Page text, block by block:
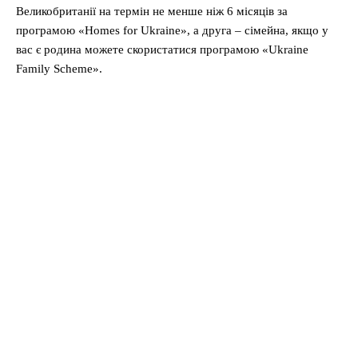
Великобританії на термін не менше ніж 6 місяців за
програмою «Homes for Ukraine», а друга – сімейна, якщо у
вас є родина можете скористатися програмою «Ukraine
Family Scheme».